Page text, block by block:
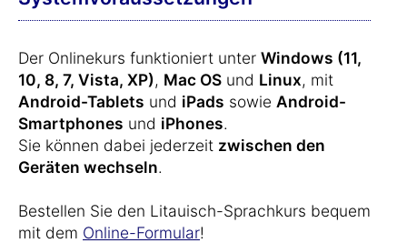
Der Onlinekurs funktioniert unter Windows (11,
10, 8, 7, Vista, XP), Mac OS und Linux, mit
Android-Tablets und iPads sowie Android-
Smartphones und iPhones.
Sie können dabei jederzeit zwischen den
Geräten wechseln.
Bestellen Sie den Litauisch-Sprachkurs bequem
mit dem Online-Formular!